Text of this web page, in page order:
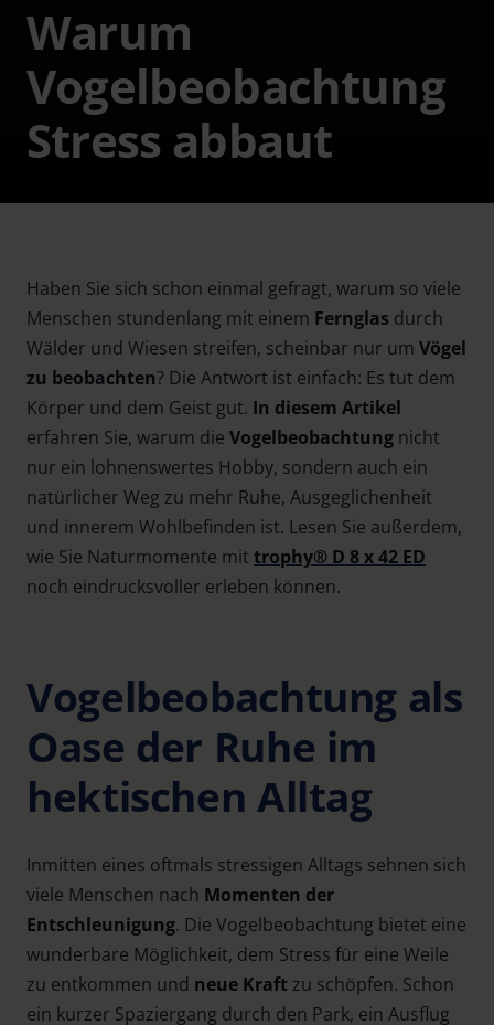
Warum
Vogelbeobachtung
Stress abbaut
Haben Sie sich schon einmal gefragt, warum so viele
Menschen stundenlang mit einem Fernglas durch
Wälder und Wiesen streifen, scheinbar nur um Vögel
zu beobachten? Die Antwort ist einfach: Es tut dem
Körper und dem Geist gut. In diesem Artikel
erfahren Sie, warum die Vogelbeobachtung nicht
nur ein lohnenswertes Hobby, sondern auch ein
natürlicher Weg zu mehr Ruhe, Ausgeglichenheit
und innerem Wohlbefinden ist. Lesen Sie außerdem,
wie Sie Naturmomente mit trophy® D 8 x 42 ED
noch eindrucksvoller erleben können.
Vogelbeobachtung als
Oase der Ruhe im
hektischen Alltag
Inmitten eines oftmals stressigen Alltags sehnen sich
viele Menschen nach Momenten der
Entschleunigung. Die Vogelbeobachtung bietet eine
wunderbare Möglichkeit, dem Stress für eine Weile
zu entkommen und neue Kraft zu schöpfen. Schon
ein kurzer Spaziergang durch den Park, ein Ausflug